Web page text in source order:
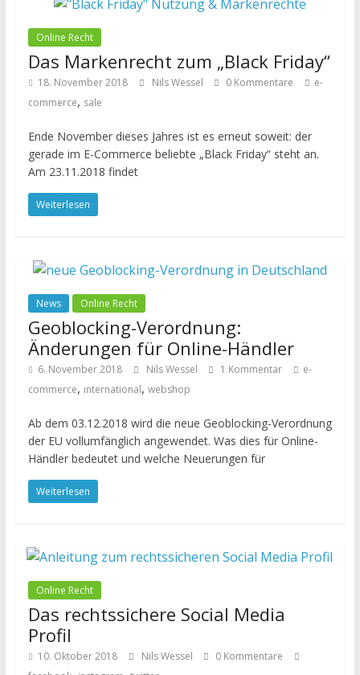
Online Recht
Das Markenrecht zum „Black Friday“
18. November 2018 Nils Wessel 0 Kommentare
e-
commerce, sale
Ende November dieses Jahres ist es erneut soweit: der
gerade im E-Commerce beliebte „Black Friday“ steht an.
Am 23.11.2018 findet
Weiterlesen
News Online Recht
Geoblocking-Verordnung:
Änderungen für Online-Händler
6. November 2018 Nils Wessel 1 Kommentar
e-
commerce, international, webshop
Ab dem 03.12.2018 wird die neue Geoblocking-Verordnung
der EU vollumfänglich angewendet. Was dies für Online-
Händler bedeutet und welche Neuerungen für
Weiterlesen
Online Recht
Das rechtssichere Social Media
Profil
10. Oktober 2018 Nils Wessel
0 Kommentare